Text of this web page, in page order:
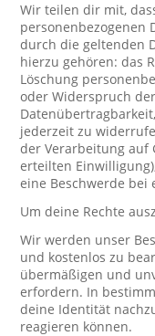
Wir teilen dir mit,
personenbezogenen
durch die geltenden
hierzu gehören: das
Löschung
oder Widerspruch
jederzeit zu
der Verarbeitung auf
erteilten
eine Beschwerde
Um deine Rechte
Wir werden unser
und kostenlos zu
übermäßigen und
erfordern. In
deine Identität
reagieren können.